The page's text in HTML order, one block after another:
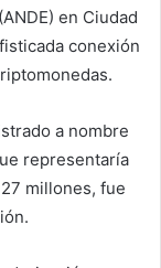
en Ciudad
conexión
a nombre
representaría
millones, fue